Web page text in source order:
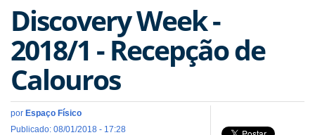
Discovery Week -
2018/1 - Recepção de
Calouros
por Espaço Físico
Publicado: 08/01/2018 - 17:28